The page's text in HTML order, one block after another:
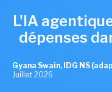
L'IA
dépenses
Gyana Swain, IDG NS
Juillet 2026